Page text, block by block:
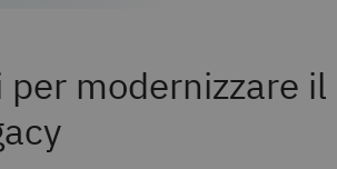
modernizzare il